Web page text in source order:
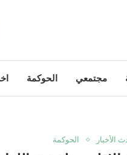
مجتمعي الحوكمة
الأخبار
الحوكمة